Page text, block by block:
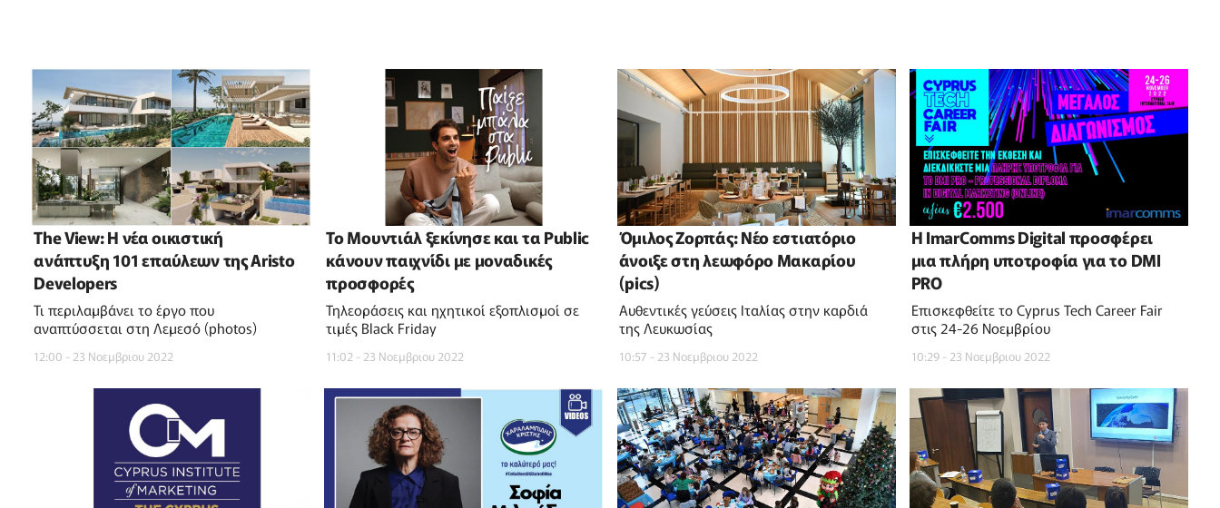
The View: Η νέα οικιστική
ανάπτυξη 101 επαύλεων της Aristo
Developers
Τι περιλαμβάνει το έργο που
αναπτύσσεται στη Λεμεσό (photos)
12:00 - 23 Νοεμβριου 2022
Το Μουντιάλ ξεκίνησε και τα Public
κάνουν παιχνίδι με μοναδικές
προσφορές
Τηλεοράσεις και ηχητικοί εξοπλισμοί σε
τιμές Black Friday
11:02 - 23 Νοεμβριου 2022
Όμιλος Ζορπάς: Νέο εστιατόριο
άνοιξε στη λεωφόρο Μακαρίου
(pics)
Αυθεντικές γεύσεις Ιταλίας στην καρδιά
της Λευκωσίας
10:57 - 23 Νοεμβριου 2022
Η ImarComms Digital προσφέρει
μια πλήρη υποτροφία για το DMI
PRO
Επισκεφθείτε το Cyprus Tech Career Fair
στις 24-26 Νοεμβρίου
10:29 - 23 Νοεμβριου 2022